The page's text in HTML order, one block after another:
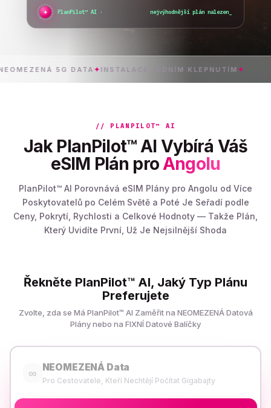
✦ PlanPilot™ AI · ověřuji okamžitou aktivaci
5G DATA✦INSTALACE JEDNÍM KLEPNUTÍM✦
// PLANPILOT™ AI
Jak PlanPilot™ AI Vybírá Váš
eSIM Plán proAngolu
PlanPilot™ AI Porovnává eSIM Plány pro Angolu od Více
Poskytovatelů po Celém Světě a Poté Je Seřadí podle
Ceny, Pokrytí, Rychlosti a Celkové Hodnoty — Takže Plán,
Který Uvidíte První, Už Je Nejsilnější Shoda
Řekněte PlanPilot™ AI, Jaký Typ Plánu
Preferujete
Zvolte, zda se Má PlanPilot™ AI Zaměřit na NEOMEZENÁ Datová
Plány nebo na FIXNÍ Datové Balíčky
∞ NEOMEZENÁ Data
Pro Cestovatele, Kteří Nechtějí Počítat Gigabajty